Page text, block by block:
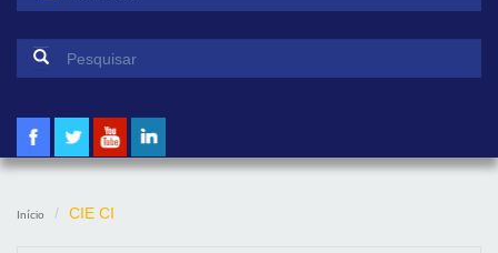
Formulário de pesquisa
Início CIE CI